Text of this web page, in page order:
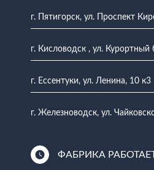
г. Пятигорск, ул. Проспект
г. Кисловодск , ул. Курортный
г. Ессентуки, ул. Ленина, 10 к3
г. Железноводск, ул.
ФАБРИКА